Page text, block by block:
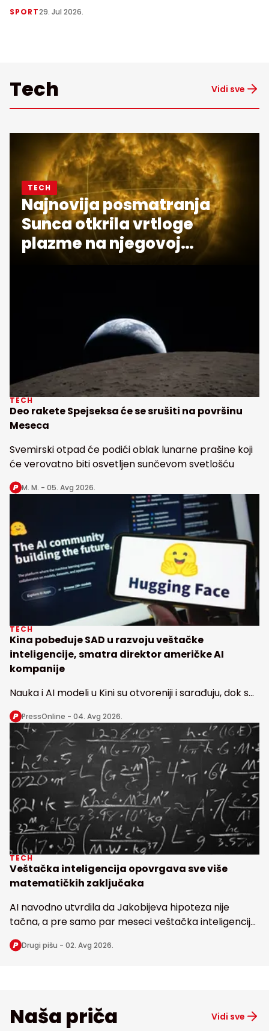
SPORT29. Jul 2026.
Tech Vidi sve
TECH
Najnovija posmatranja
Sunca otkrila vrtloge
plazme na njegovoj
površini
TECH
Deo rakete Spejseksa će se srušiti na površinu
Meseca
Svemirski otpad će podići oblak lunarne prašine koji
će verovatno biti osvetljen sunčevom svetlošću
M. M. - 05. Avg 2026.
TECH
Kina pobeđuje SAD u razvoju veštačke
inteligencije, smatra direktor američke AI
kompanije
Nauka i AI modeli u Kini su otvoreniji i sarađuju, dok se
u Americi radi u nekoliko izolovanih vodećih
laboratorija, kaže direktor Haging fejsa
PressOnline - 04. Avg 2026.
TECH
Veštačka inteligencija opovrgava sve više
matematičkih zaključaka
AI navodno utvrdila da Jakobijeva hipoteza nije
tačna, a pre samo par meseci veštačka inteligencija
dovela u pitanje i poznatu Erdoševu hipotezu, obe
stare bezmalo 100 godina
Drugi pišu - 02. Avg 2026.
Naša priča Vidi sve